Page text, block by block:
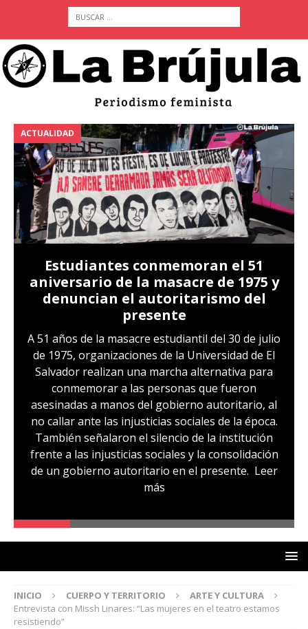
ACTUALIDAD
Estudiantes conmemoran el 51
aniversario de la masacre de 1975 y
denuncian el autoritarismo del
presente
A 51 años de la masacre estudiantil del 30 de julio
de 1975, organizaciones de la Universidad de El
Salvador realizan una marcha alternativa para
conmemorar a las personas que fueron
asesinadas a manos del gobierno autoritario, al
no callar ante las injusticias sociales de la época.
También señalaron el silencio de la institución
frente a las injusticias sociales y la consolidación
de un gobierno autoritario en el presente. Leer
más
INICIO CUERPO Y TERRITORIO
ARTE Y CULTURA
Entrevista con Missh Linares: “Las mujeres en el teatro estamos
resistiendo”